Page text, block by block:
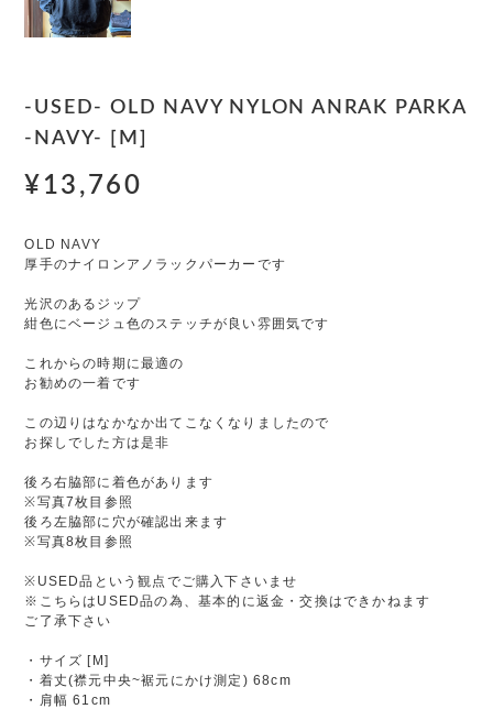
-USED- OLD NAVY NYLON ANRAK PARKA
-NAVY- [M]
¥13,760
OLD NAVY
厚手のナイロンアノラックパーカーです
光沢のあるジップ
紺色にベージュ色のステッチが良い雰囲気です
これからの時期に最適の
お勧めの一着です
この辺りはなかなか出てこなくなりましたので
お探しでした方は是非
後ろ右脇部に着色があります
※写真7枚目参照
後ろ左脇部に穴が確認出来ます
※写真8枚目参照
※USED品という観点でご購入下さいませ
※こちらはUSED品の為、基本的に返金・交換はできかねます
ご了承下さい
・サイズ [M]
・着丈(襟元中央~裾元にかけ測定) 68cm
・肩幅 61cm